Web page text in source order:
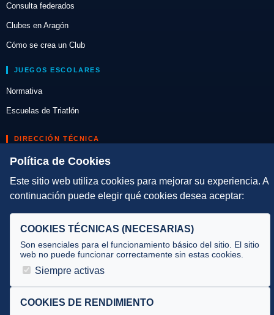
Consulta federados
Clubes en Aragón
Cómo se crea un Club
JUEGOS ESCOLARES
Normativa
Escuelas de Triatlón
DIRECCIÓN TÉCNICA
Criterios
Selecciones
Tecnificación
JUECES Y OFICIALES
Comité de jueces
Documentos
Cursos
Circulares oficiales
Política de Cookies
Este sitio web utiliza cookies para mejorar su experiencia. A
continuación puede elegir qué cookies desea aceptar:
COOKIES TÉCNICAS (NECESARIAS)
Son esenciales para el funcionamiento básico del sitio. El sitio
web no puede funcionar correctamente sin estas cookies.
Siempre activas
COOKIES DE RENDIMIENTO